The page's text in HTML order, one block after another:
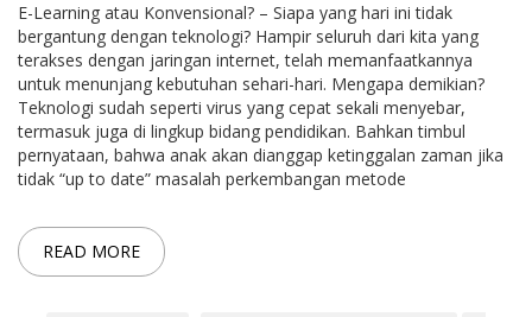
E-Learning atau Konvensional? – Siapa yang hari ini tidak
bergantung dengan teknologi? Hampir seluruh dari kita yang
terakses dengan jaringan internet, telah memanfaatkannya
untuk menunjang kebutuhan sehari-hari. Mengapa demikian?
Teknologi sudah seperti virus yang cepat sekali menyebar,
termasuk juga di lingkup bidang pendidikan. Bahkan timbul
pernyataan, bahwa anak akan dianggap ketinggalan zaman jika
tidak “up to date” masalah perkembangan metode
READ MORE